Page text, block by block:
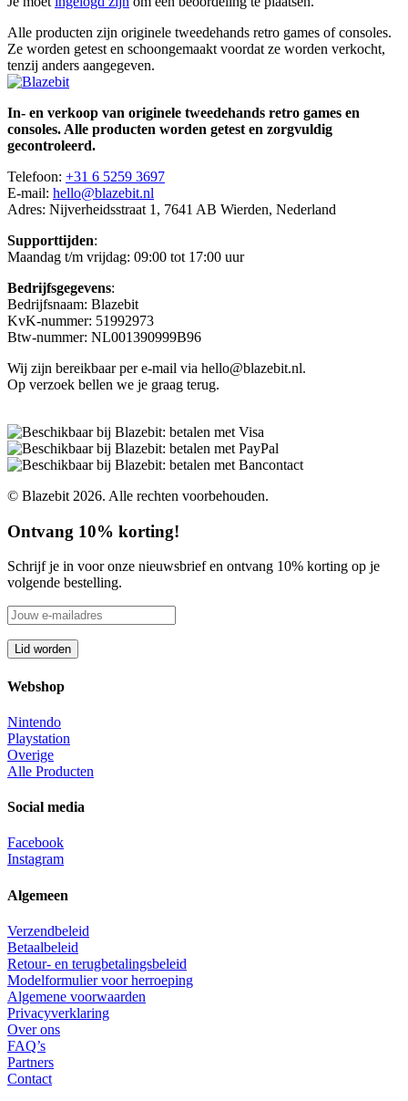
Alle producten zijn originele tweedehands retro games of consoles.
Ze worden getest en schoongemaakt voordat ze worden verkocht,
tenzij anders aangegeven.
In- en verkoop van originele tweedehands retro games en
consoles. Alle producten worden getest en zorgvuldig
gecontroleerd.
Telefoon: +31 6 5259 3697
E-mail: hello@blazebit.nl
Adres: Nijverheidsstraat 1, 7641 AB Wierden, Nederland
Supporttijden:
Maandag t/m vrijdag: 09:00 tot 17:00 uur
Bedrijfsgegevens:
Bedrijfsnaam: Blazebit
KvK-nummer: 51992973
Btw-nummer: NL001390999B96
Wij zijn bereikbaar per e-mail via hello@blazebit.nl.
Op verzoek bellen we je graag terug.
© Blazebit 2026. Alle rechten voorbehouden.
Ontvang 10% korting!
Schrijf je in voor onze nieuwsbrief en ontvang 10% korting op je
volgende bestelling.
Webshop
Nintendo
Playstation
Overige
Alle Producten
Social media
Facebook
Instagram
Algemeen
Verzendbeleid
Betaalbeleid
Retour- en terugbetalingsbeleid
Modelformulier voor herroeping
Algemene voorwaarden
Privacyverklaring
Over ons
FAQ’s
Partners
Contact